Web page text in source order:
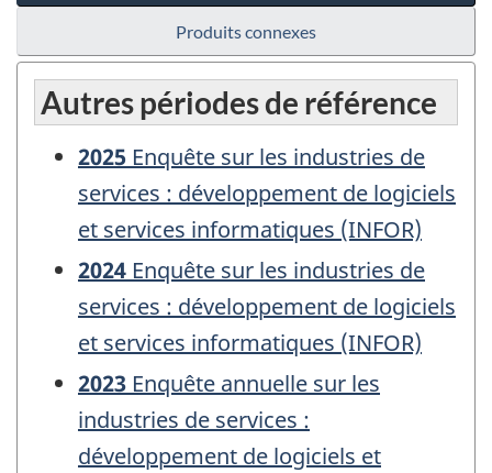
Produits connexes
Autres périodes de référence
2025 Enquête sur les industries de
services : développement de logiciels
et services informatiques (INFOR)
2024 Enquête sur les industries de
services : développement de logiciels
et services informatiques (INFOR)
2023 Enquête annuelle sur les
industries de services :
développement de logiciels et